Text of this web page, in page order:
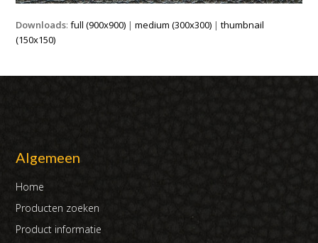
Downloads:full (900x900) |medium (300x300) |thumbnail
(150x150)
Algemeen
Home
Producten zoeken
Product informatie